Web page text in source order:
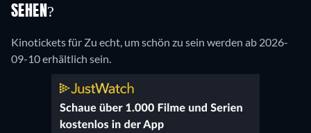
SEHEN?
Kinotickets für Zu echt, um schön zu sein werden ab 2026-
09-10 erhältlich sein.